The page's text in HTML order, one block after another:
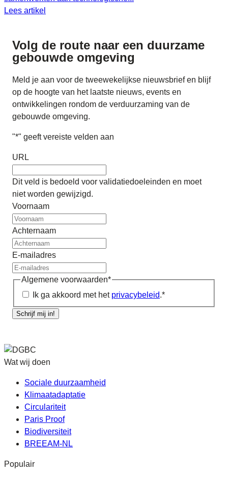
Lees artikel
Volg de route naar een duurzame
gebouwde omgeving
Meld je aan voor de tweewekelijkse nieuwsbrief en blijf
op de hoogte van het laatste nieuws, events en
ontwikkelingen rondom de verduurzaming van de
gebouwde omgeving.
"*" geeft vereiste velden aan
URL
Dit veld is bedoeld voor validatiedoeleinden en moet
niet worden gewijzigd.
Voornaam
Achternaam
E-mailadres
Algemene voorwaarden*
Ik ga akkoord met het privacybeleid.*
Schrijf mij in!
Wat wij doen
Sociale duurzaamheid
Klimaatadaptatie
Circulariteit
Paris Proof
Biodiversiteit
BREEAM-NL
Populair